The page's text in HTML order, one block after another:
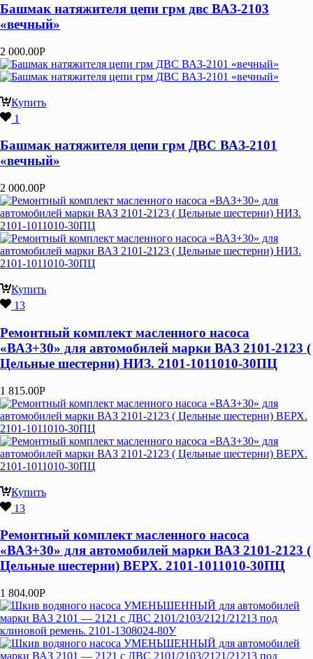
Башмак натяжителя цепи грм двс ВАЗ-2103
«вечный»
2 000.00Р
Купить
1
Башмак натяжителя цепи грм ДВС ВАЗ-2101
«вечный»
2 000.00Р
Купить
13
Ремонтный комплект масленного насоса
«ВАЗ+30» для автомобилей марки ВАЗ 2101-2123 (
Цельные шестерни) НИЗ. 2101-1011010-30ПЦ
1 815.00Р
Купить
13
Ремонтный комплект масленного насоса
«ВАЗ+30» для автомобилей марки ВАЗ 2101-2123 (
Цельные шестерни) ВЕРХ. 2101-1011010-30ПЦ
1 804.00Р